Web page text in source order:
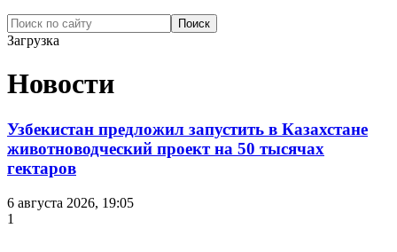
Загрузка
Новости
Узбекистан предложил запустить в Казахстане
животноводческий проект на 50 тысячах
гектаров
6 августа 2026, 19:05
1